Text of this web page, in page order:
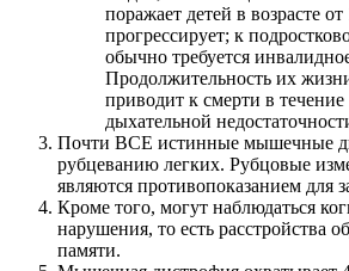
поражает детей в возрасте
прогрессирует; к
обычно требуется
Продолжительность их
приводит к смерти в течение
дыхательной
Почти ВСЕ истинные мышечные
рубцеванию легких. Рубцовые
являются противопоказанием для
Кроме того, могут наблюдаться
нарушения, то есть расстройства
памяти.